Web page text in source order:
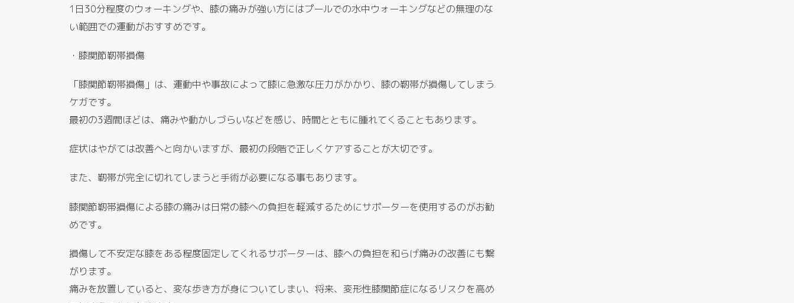
1日30分程度のウォーキングや、膝の痛みが強い方にはプールでの水中ウォーキングなどの無理のな
い範囲での運動がおすすめです。
・膝関節靭帯損傷
「膝関節靭帯損傷」は、運動中や事故によって膝に急激な圧力がかかり、膝の靭帯が損傷してしまう
ケガです。
最初の3週間ほどは、痛みや動かしづらいなどを感じ、時間とともに腫れてくることもあります。
症状はやがては改善へと向かいますが、最初の段階で正しくケアすることが大切です。
また、靭帯が完全に切れてしまうと手術が必要になる事もあります。
膝関節靭帯損傷による膝の痛みは日常の膝への負担を軽減するためにサポーターを使用するのがお勧
めです。
損傷して不安定な膝をある程度固定してくれるサポーターは、膝への負担を和らげ痛みの改善にも繋
がります。
痛みを放置していると、変な歩き方が身についてしまい、将来、変形性膝関節症になるリスクを高め